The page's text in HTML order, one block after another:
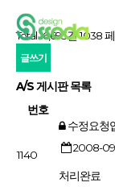
Total 16,695건1038
글쓰기
A/S 게시판 목록
번호
1140
수정요청
2008-
처리완료